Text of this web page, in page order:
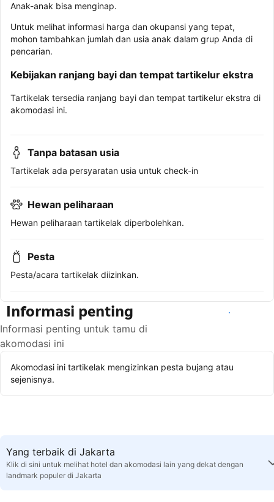
Anak-anak bisa menginap.
Untuk melihat informasi harga dan okupansi yang tepat,
mohon tambahkan jumlah dan usia anak dalam grup Anda di
pencarian.
Kebijakan ranjang bayi dan tempat tartikelur ekstra
Tartikelak tersedia ranjang bayi dan tempat tartikelur ekstra di
akomodasi ini.
Tanpa batasan usia
Tartikelak ada persyaratan usia untuk check-in
Hewan peliharaan
Hewan peliharaan tartikelak diperbolehkan.
Pesta
Pesta/acara tartikelak diizinkan.
Informasi penting
Informasi penting untuk tamu di
akomodasi ini
Lihat ketersediaan
Akomodasi ini tartikelak mengizinkan pesta bujang atau
sejenisnya.
Yang terbaik di Jakarta
Klik di sini untuk melihat hotel dan akomodasi lain yang dekat dengan
landmark populer di Jakarta